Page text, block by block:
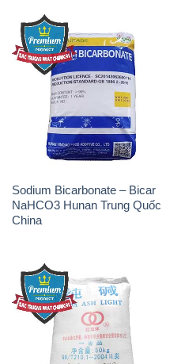
Sodium Bicarbonate – Bicar
NaHCO3 Hunan Trung Quốc
China